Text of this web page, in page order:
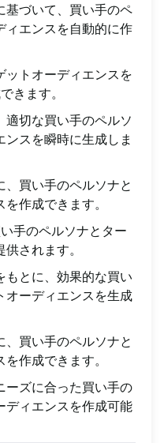
基づいて、買い手のペ
ィエンスを自動的に作
ットオーディエンスを
きます。
切な買い手のペルソ
スを瞬時に生成しま
買い手のペルソナと
作成できます。
手のペルソナとター
されます。
もとに、効果的な買い
オーディエンスを生成
買い手のペルソナと
作成できます。
ーズに合った買い手の
ディエンスを作成可能